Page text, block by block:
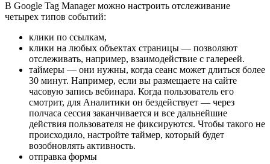
В Google Tag Manager можно настроить отслеживание
четырех типов событий:
клики по ссылкам,
клики на любых объектах страницы — позволяют
отслеживать, например, взаимодействие с галереей.
таймеры — они нужны, когда сеанс может длиться более
30 минут. Например, если вы размещаете на сайте
часовую запись вебинара. Когда пользователь его
смотрит, для Аналитики он бездействует — через
полчаса сессия заканчивается и все дальнейшие
действия пользователя не фиксируются. Чтобы такого не
происходило, настройте таймер, который будет
возобновлять активность.
отправка формы